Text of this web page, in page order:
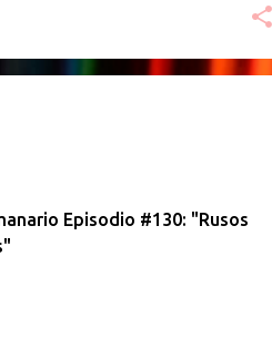
Episodio #130: "Rusos